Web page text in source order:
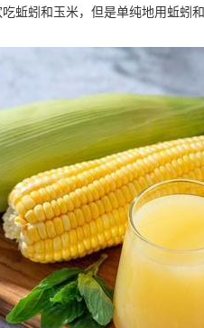
蚯蚓和玉米，但是单纯地用蚯蚓